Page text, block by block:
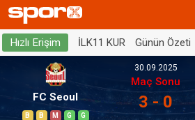
Hızlı Erişim İLK11 KUR Günün Özeti
FC Seoul
B B M G G
30.09.2025
Maç Sonu
3 - 0